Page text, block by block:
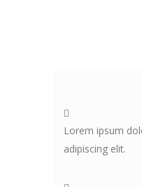
Lorem ipsum
adipiscing elit.